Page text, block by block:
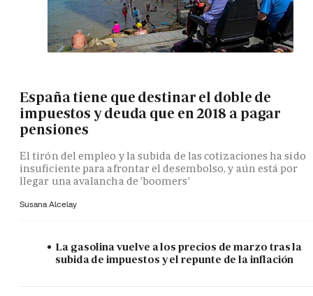
España tiene que destinar el doble de
impuestos y deuda que en 2018 a pagar
pensiones
El tirón del empleo y la subida de las cotizaciones ha sido
insuficiente para afrontar el desembolso, y aún está por
llegar una avalancha de 'boomers'
Susana Alcelay
La gasolina vuelve a los precios de marzo tras la
subida de impuestos y el repunte de la inflación